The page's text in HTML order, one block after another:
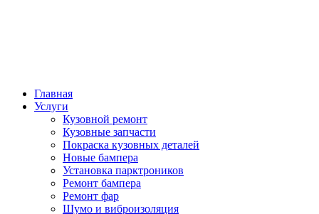
Главная
Услуги
Кузовной ремонт
Кузовные запчасти
Покраска кузовных деталей
Новые бампера
Установка парктроников
Ремонт бампера
Ремонт фар
Шумо и виброизоляция